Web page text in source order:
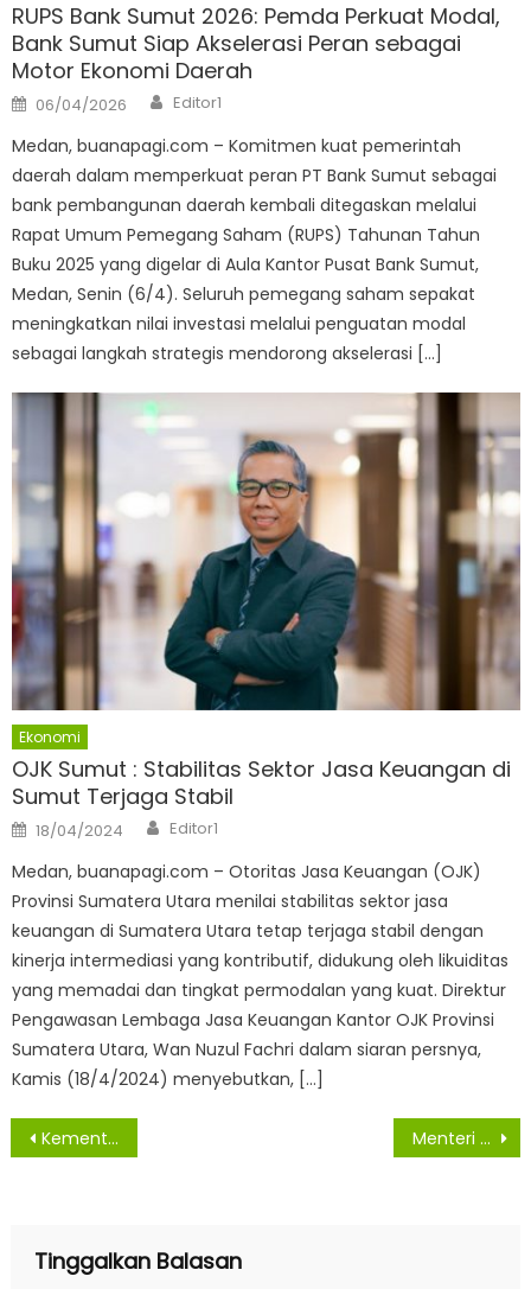
RUPS Bank Sumut 2026: Pemda Perkuat Modal,
Bank Sumut Siap Akselerasi Peran sebagai
Motor Ekonomi Daerah
Posted
on
06/04/2026 Author
Editor1
Medan, buanapagi.com – Komitmen kuat pemerintah
daerah dalam memperkuat peran PT Bank Sumut sebagai
bank pembangunan daerah kembali ditegaskan melalui
Rapat Umum Pemegang Saham (RUPS) Tahunan Tahun
Buku 2025 yang digelar di Aula Kantor Pusat Bank Sumut,
Medan, Senin (6/4). Seluruh pemegang saham sepakat
meningkatkan nilai investasi melalui penguatan modal
sebagai langkah strategis mendorong akselerasi […]
Ekonomi
OJK Sumut : Stabilitas Sektor Jasa Keuangan di
Sumut Terjaga Stabil
Posted
on
18/04/2024 Author
Editor1
Medan, buanapagi.com – Otoritas Jasa Keuangan (OJK)
Provinsi Sumatera Utara menilai stabilitas sektor jasa
keuangan di Sumatera Utara tetap terjaga stabil dengan
kinerja intermediasi yang kontributif, didukung oleh likuiditas
yang memadai dan tingkat permodalan yang kuat. Direktur
Pengawasan Lembaga Jasa Keuangan Kantor OJK Provinsi
Sumatera Utara, Wan Nuzul Fachri dalam siaran persnya,
Kamis (18/4/2024) menyebutkan, […]
Navigasi
Kementerian ATR/BPN Dukung Program Ketahanan Energi Lewat Penyediaan Lahan dan Tata Ruang Menteri ATR/Kepala BPN Nusron Wahid Didampingi Dirjen PPTR Lampri Hadiri Rapat Koordinasi Tingkat Menteri
Tinggalkan Balasan